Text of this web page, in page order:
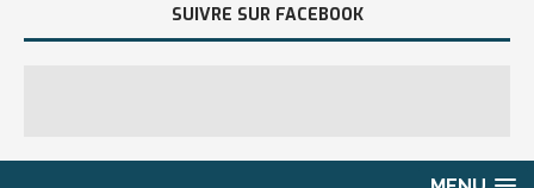
SUIVRE SUR FACEBOOK